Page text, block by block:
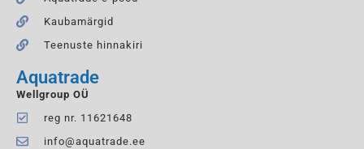
Kaubamärgid
Teenuste hinnakiri
Aquatrade
Wellgroup OÜ
reg nr. 11621648
info@aquatrade.ee